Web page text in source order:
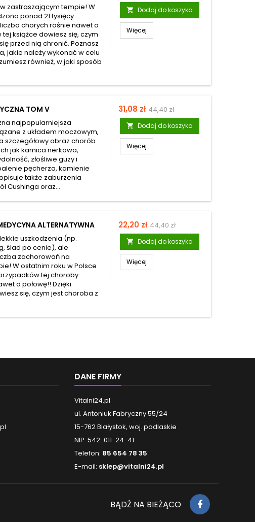
zastraszającym tempie! W
ponad 21 tysięcy
chorych rośnie nawet o
książce dowiesz się, czym
przed nią chronić. Poznasz
jakie należy wykonać w celu
również, w jaki sposób
podstawowa
 Dodaj do koszyka
Więcej
TOM V
najpopularniejsza
z układem moczowym,
szczegółowy obraz chorób
jak kamica nerkowa,
złośliwe guzy i
pęcherza, kamienie
także zaburzenia
Cushinga oraz...
Cena
31,08 zł Cena
podstawowa
44,40 zł
 Dodaj do koszyka
Więcej
ALTERNATYWNA
uszkodzenia (np.
ślad po cenie), ale
zachorowań na
W ostatnim roku w Polsce
tej choroby.
o połowę!! Dzięki
się, czym jest choroba z
Cena
22,20 zł Cena
podstawowa
44,40 zł
 Dodaj do koszyka
Więcej
DANE FIRMY
Vitalni24.pl
ul. Antoniuk Fabryczny 55/24
15-762 Białystok, woj. podlaskie
NIP: 542-011-24-41
Telefon: 85 654 78 35
E-mail: sklep@vitalni24.pl
BĄDŹ NA BIEŻĄCO